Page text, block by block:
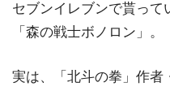
セブンイレブンで貰って
「森の戦士ボノロン」。
実は、「北斗の拳」作者